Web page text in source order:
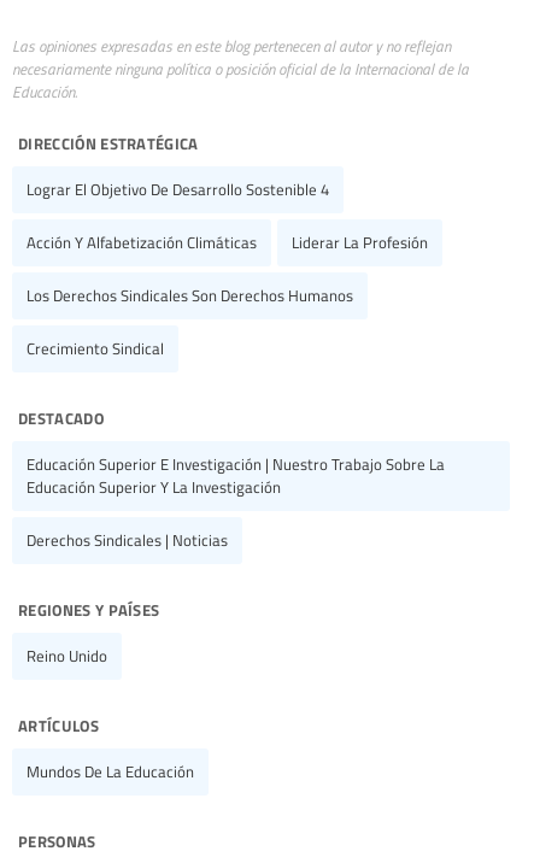
Las opiniones expresadas en este blog pertenecen al autor y no reflejan
necesariamente ninguna política o posición oficial de la Internacional de la
Educación.
dirección estratégica
Lograr El Objetivo De Desarrollo Sostenible 4
Acción Y Alfabetización Climáticas Liderar La Profesión
Los Derechos Sindicales Son Derechos Humanos
Crecimiento Sindical
destacado
Educación Superior E Investigación | Nuestro Trabajo Sobre La
Educación Superior Y La Investigación
Derechos Sindicales | Noticias
regiones y países
Reino Unido
artículos
Mundos De La Educación
personas